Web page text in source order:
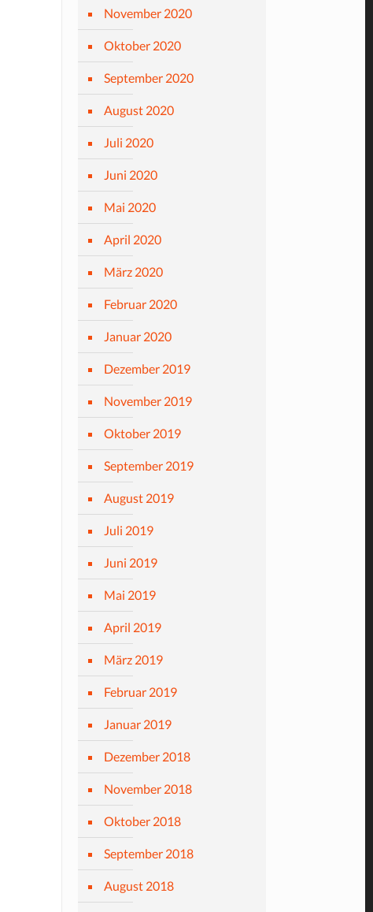
November 2020
Oktober 2020
September 2020
August 2020
Juli 2020
Juni 2020
Mai 2020
April 2020
März 2020
Februar 2020
Januar 2020
Dezember 2019
November 2019
Oktober 2019
September 2019
August 2019
Juli 2019
Juni 2019
Mai 2019
April 2019
März 2019
Februar 2019
Januar 2019
Dezember 2018
November 2018
Oktober 2018
September 2018
August 2018